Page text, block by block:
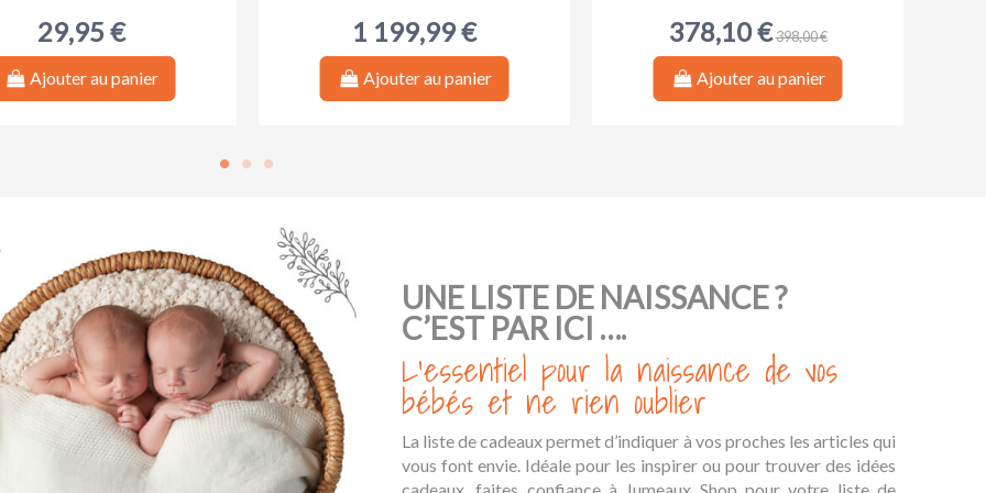
29,95 €
Ajouter au panier
1 199,99 €
Ajouter au panier
378,10 €398,00 €
Ajouter au panier
Poussette Double
Moufles de poussette adulte -
Chancelière Footmuff pour
Blanc 60 x 120 cm
Liquide Vaisselle 500 ml Beaba
Sucette Anatomique Réversible en
UNE LISTE DE NAISSANCE ?
C’EST PAR ICI ….
L’essentiel pour la naissance de vos
bébés et ne rien oublier
La liste de cadeaux permet d’indiquer à vos proches les articles qui
vous font envie. Idéale pour les inspirer ou pour trouver des idées